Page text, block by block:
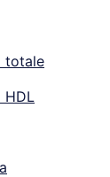
totale
HDL